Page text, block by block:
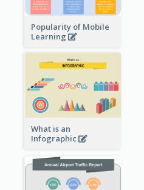
Popularity of Mobile
Learning
What is an
Infographic